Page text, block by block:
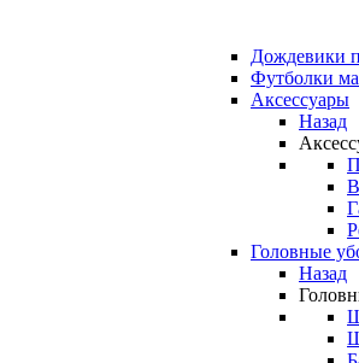
Дождевики
Футболки
Аксессуары
Назад
Головные
Назад